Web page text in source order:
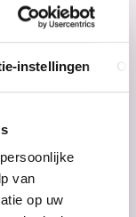
instellingen
van
op uw
hebt